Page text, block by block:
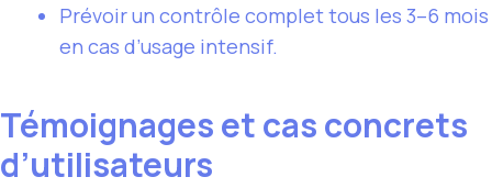
Prévoir un contrôle complet tous les 3–6 mois
en cas d’usage intensif.
Témoignages et cas concrets
d’utilisateurs